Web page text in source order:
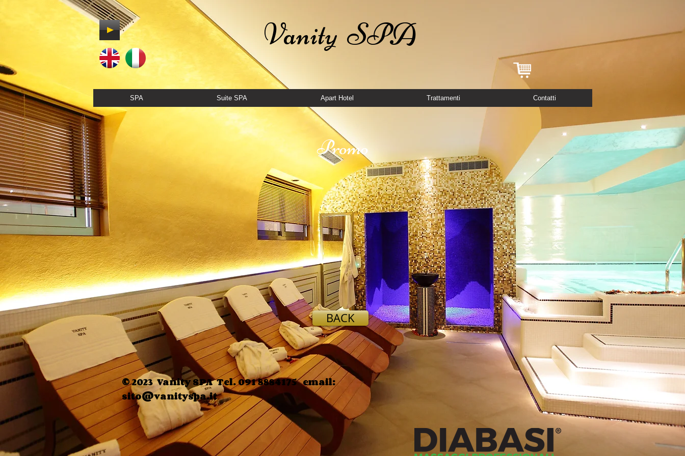
Vanity SPA
Il piacere del Benessere
SPA Suite SPA Apart Hotel Trattamenti Contatti
Promo
BACK
© 2023 Vanity SPA Tel. 091 8884175 email:
sito@vanityspa.it